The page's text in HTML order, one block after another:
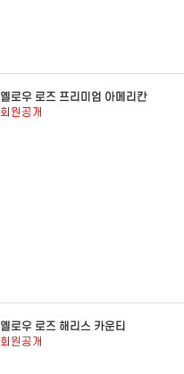
옐로우 로즈 프리미엄 아메리칸
회원공개
옐로우 로즈 해리스 카운티
회원공개